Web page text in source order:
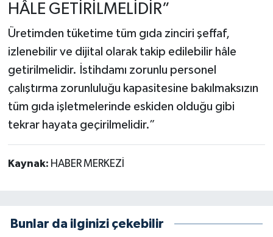
HÂLE GETİRİLMELİDİR”
Üretimden tüketime tüm gıda zinciri şeffaf,
izlenebilir ve dijital olarak takip edilebilir hâle
getirilmelidir. İstihdamı zorunlu personel
çalıştırma zorunluluğu kapasitesine bakılmaksızın
tüm gıda işletmelerinde eskiden olduğu gibi
tekrar hayata geçirilmelidir.”
Kaynak: HABER MERKEZİ
Bunlar da ilginizi çekebilir